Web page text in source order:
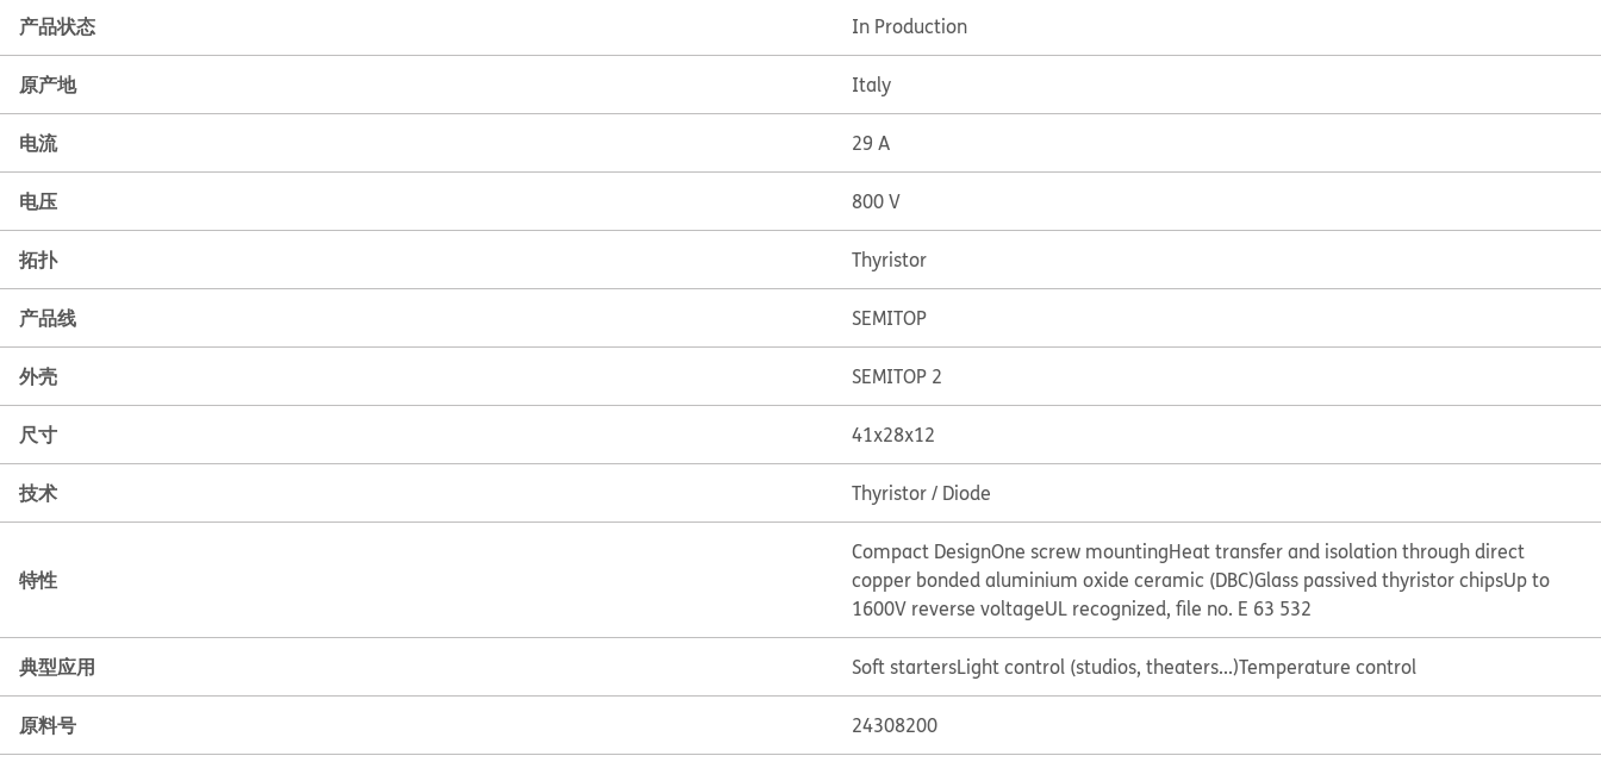
产品状态 In Production
原产地 Italy
电流 29 A
电压 800 V
拓扑 Thyristor
产品线 SEMITOP
外壳 SEMITOP 2
尺寸 41x28x12
技术 Thyristor / Diode
特性
Compact DesignOne screw mountingHeat transfer and isolation through direct
copper bonded aluminium oxide ceramic (DBC)Glass passived thyristor chipsUp to
1600V reverse voltageUL recognized, file no. E 63 532
典型应用 Soft startersLight control (studios, theaters...)Temperature control
原料号 24308200